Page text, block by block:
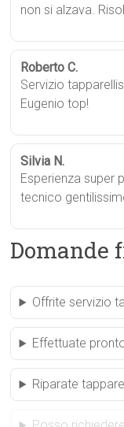
non si alzava.
Roberto C.
Servizio
Eugenio top!
Silvia N.
Esperienza super
tecnico
Domande
Offrite servizio
Effettuate
Riparate